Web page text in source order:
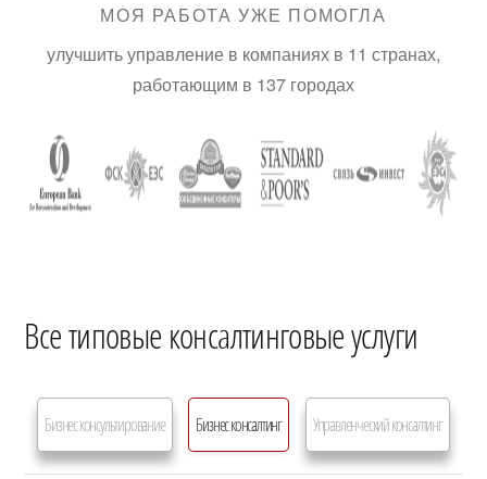
МОЯ РАБОТА УЖЕ ПОМОГЛА
улучшить управление в компаниях в 11 странах,
работающим в 137 городах
Все типовые консалтинговые услуги
Бизнес консультирование Бизнес консалтинг Управленческий консалтинг